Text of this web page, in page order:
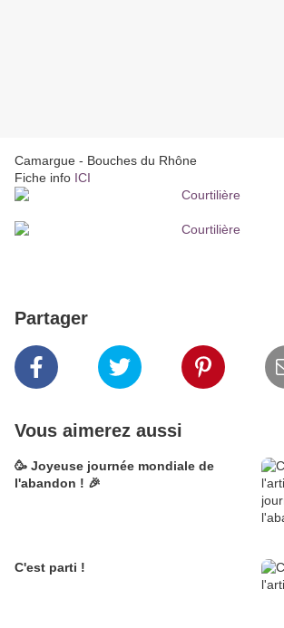
Camargue - Bouches du Rhône
Fiche info ICI
Partager
Vous aimerez aussi
🥳 Joyeuse journée mondiale de
l'abandon ! 🎉
C'est parti !